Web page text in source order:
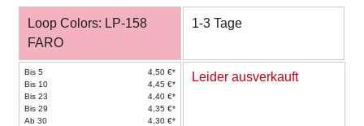
Loop Colors: LP-158
FARO
1-3 Tage
Bis 5
4,50 €*
Bis 10
4,45 €*
Bis 23
4,40 €*
Bis 29
4,35 €*
Ab 30
4,30 €*
Leider ausverkauft